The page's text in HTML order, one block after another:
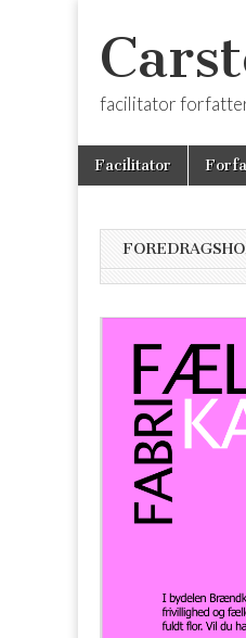
facilitator
Main
menu
Skip
Facilitator